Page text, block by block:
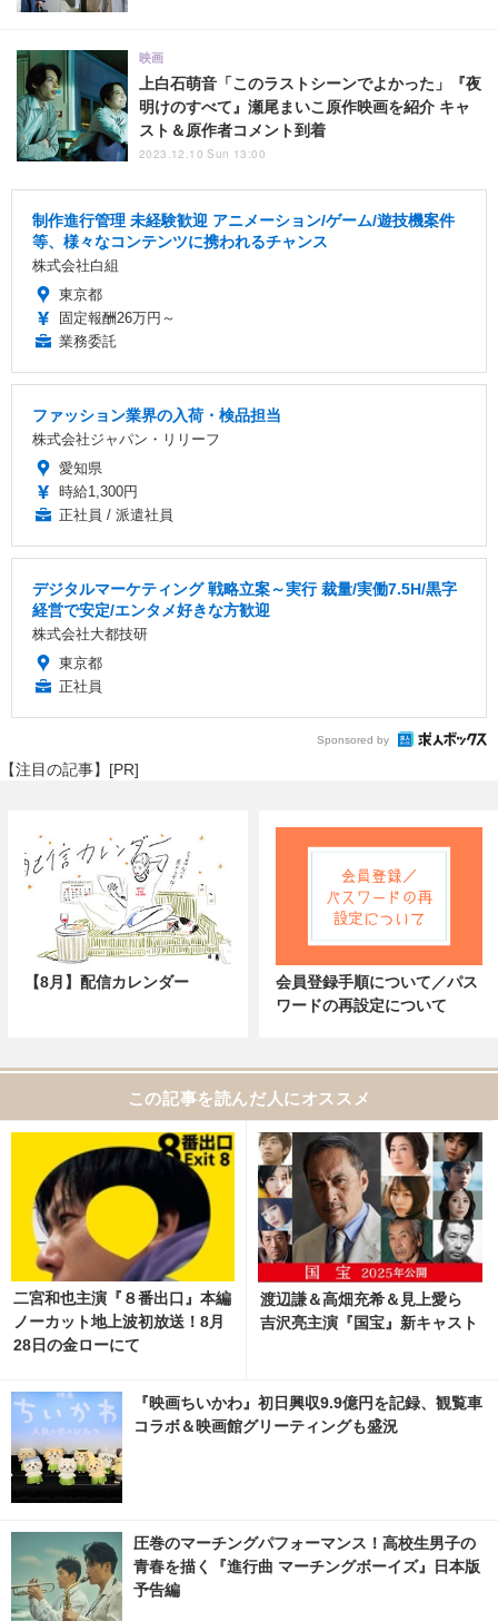
上白石萌音「このラストシーンでよかった」『夜
明けのすべて』瀬尾まいこ原作映画を紹介 キャ
スト＆原作者コメント到着
映画
2023.12.10 Sun 13:00
制作進行管理 未経験歓迎 アニメーション/ゲーム/遊技機案件
等、様々なコンテンツに携われるチャンス
株式会社白組
東京都
固定報酬26万円～
業務委託
ファッション業界の入荷・検品担当
株式会社ジャパン・リリーフ
愛知県
時給1,300円
正社員 / 派遣社員
デジタルマーケティング 戦略立案～実行 裁量/実働7.5H/黒字
経営で安定/エンタメ好きな方歓迎
株式会社大都技研
東京都
正社員
Sponsored by
【注目の記事】[PR]
【8月】配信カレンダー
会員登録手順について／パス
ワードの再設定について
この記事を読んだ人にオススメ
二宮和也主演『８番出口』本編
ノーカット地上波初放送！8月
28日の金ローにて
渡辺謙＆高畑充希＆見上愛ら
吉沢亮主演『国宝』新キャスト
『映画ちいかわ』初日興収9.9億円を記録、観覧車
コラボ＆映画館グリーティングも盛況
圧巻のマーチングパフォーマンス！高校生男子の
青春を描く『進行曲 マーチングボーイズ』日本版
予告編